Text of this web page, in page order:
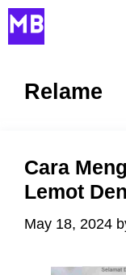
Skip
to
Relame
Cara
Lemot
May 18, 2024